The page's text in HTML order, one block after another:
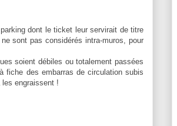
dont le ticket leur servirait de titre
sont pas considérés intra-muros, pour
soient débiles ou totalement passées
fiche des embarras de circulation subis
engraissent !